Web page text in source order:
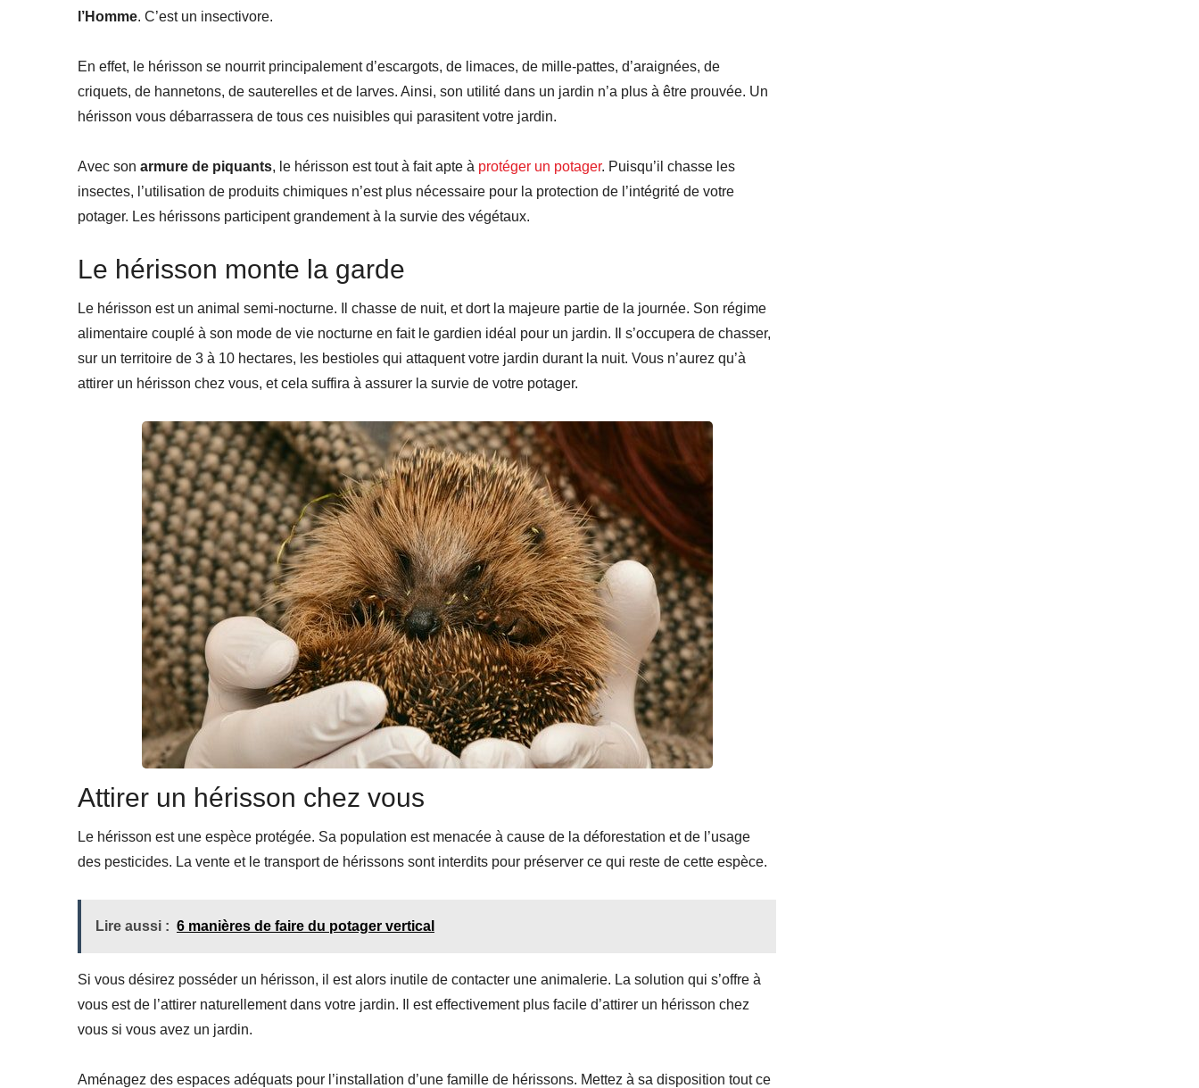
l’Homme. C’est un insectivore.
En effet, le hérisson se nourrit principalement d’escargots, de limaces, de mille-pattes, d’araignées, de
criquets, de hannetons, de sauterelles et de larves. Ainsi, son utilité dans un jardin n’a plus à être prouvée. Un
hérisson vous débarrassera de tous ces nuisibles qui parasitent votre jardin.
Avec son armure de piquants, le hérisson est tout à fait apte à protéger un potager. Puisqu’il chasse les
insectes, l’utilisation de produits chimiques n’est plus nécessaire pour la protection de l’intégrité de votre
potager. Les hérissons participent grandement à la survie des végétaux.
Le hérisson monte la garde
Le hérisson est un animal semi-nocturne. Il chasse de nuit, et dort la majeure partie de la journée. Son régime
alimentaire couplé à son mode de vie nocturne en fait le gardien idéal pour un jardin. Il s’occupera de chasser,
sur un territoire de 3 à 10 hectares, les bestioles qui attaquent votre jardin durant la nuit. Vous n’aurez qu’à
attirer un hérisson chez vous, et cela suffira à assurer la survie de votre potager.
Attirer un hérisson chez vous
Le hérisson est une espèce protégée. Sa population est menacée à cause de la déforestation et de l’usage
des pesticides. La vente et le transport de hérissons sont interdits pour préserver ce qui reste de cette espèce.
Lire aussi : 6 manières de faire du potager vertical
Si vous désirez posséder un hérisson, il est alors inutile de contacter une animalerie. La solution qui s’offre à
vous est de l’attirer naturellement dans votre jardin. Il est effectivement plus facile d’attirer un hérisson chez
vous si vous avez un jardin.
Aménagez des espaces adéquats pour l’installation d’une famille de hérissons. Mettez à sa disposition tout ce